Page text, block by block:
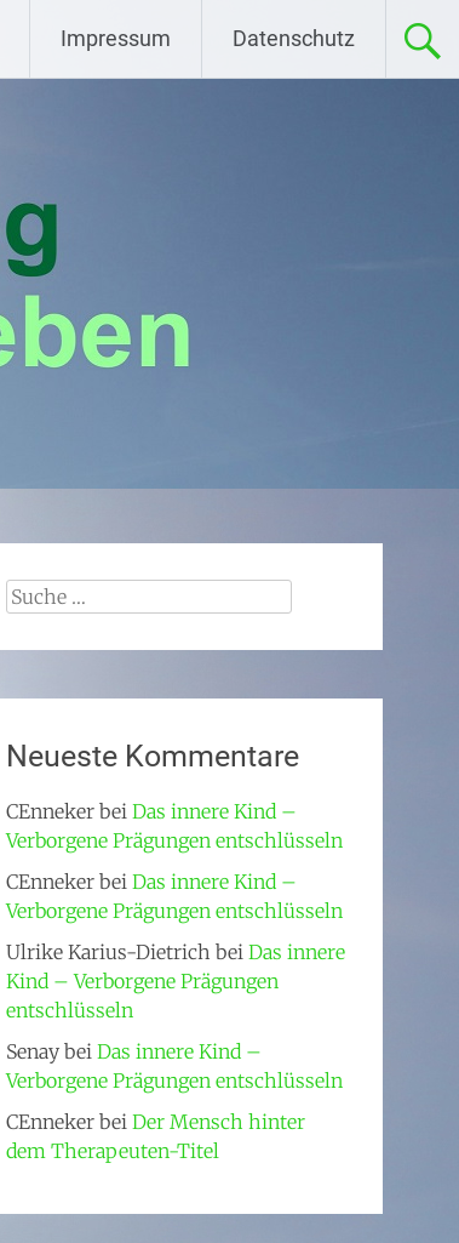
Impressum Datenschutz
Suche
Neueste Kommentare
CEnnekerbei Das innere Kind –
Verborgene Prägungen entschlüsseln
CEnnekerbei Das innere Kind –
Verborgene Prägungen entschlüsseln
Ulrike Karius-Dietrich bei Das innere
Kind – Verborgene Prägungen
entschlüsseln
Senaybei Das innere Kind –
Verborgene Prägungen entschlüsseln
CEnnekerbei Der Mensch hinter
dem Therapeuten-Titel